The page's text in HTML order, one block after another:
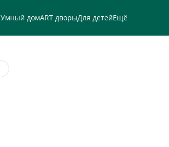
Умный домART дворыДля детейЕщё